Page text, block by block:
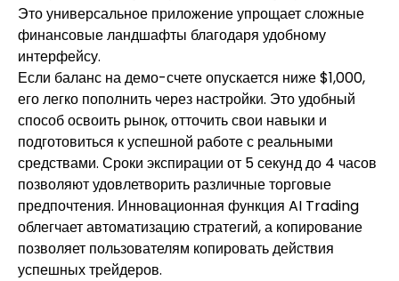
Это универсальное приложение упрощает сложные
финансовые ландшафты благодаря удобному
интерфейсу.
Если баланс на демо-счете опускается ниже $1,000,
его легко пополнить через настройки. Это удобный
способ освоить рынок, отточить свои навыки и
подготовиться к успешной работе с реальными
средствами. Сроки экспирации от 5 секунд до 4 часов
позволяют удовлетворить различные торговые
предпочтения. Инновационная функция AI Trading
облегчает автоматизацию стратегий, а копирование
позволяет пользователям копировать действия
успешных трейдеров.